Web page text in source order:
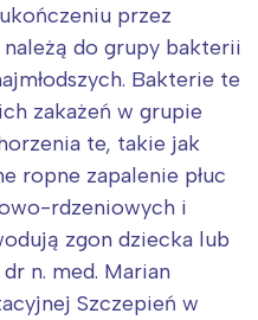
przez
do grupy bakterii
Bakterie te
zakażeń w grupie
te, takie jak
ropne zapalenie płuc
rdzeniowych i
zgon dziecka lub
n. med. Marian
Szczepień w
wydarzenia z